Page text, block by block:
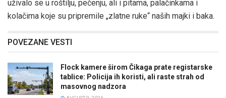
uživalo se u roštilju, pečenju, ali i pitama, palačinkama i
kolačima koje su pripremile „zlatne ruke“ naših majki i baka.
POVEZANE VESTI
Flock kamere širom Čikaga prate registarske
tablice: Policija ih koristi, ali raste strah od
masovnog nadzora